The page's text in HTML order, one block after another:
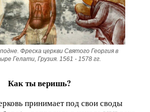
Фреска церкви Святого Георгия в
Гелати, Грузия. 1561 - 1578 гг.
Как ты веришь?
принимает под свои своды